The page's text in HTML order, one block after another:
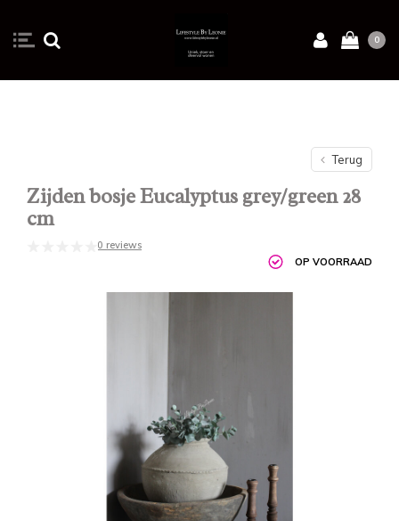
0
Terug
Zijden bosje Eucalyptus grey/green 28
cm
0 reviews
OP VOORRAAD